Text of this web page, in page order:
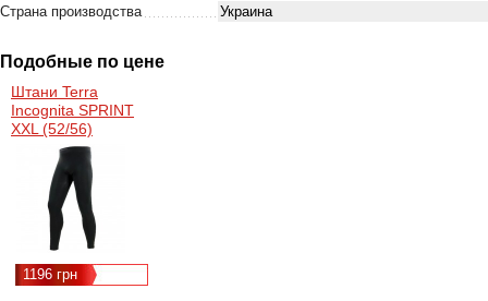
Страна производства
Украина
Подобные по цене
Штани Terra
Incognita SPRINT
XXL (52/56)
(4823081500124)
1196 грн